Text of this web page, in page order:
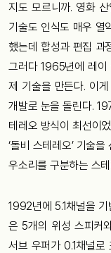
지도 모르니까. 영화
기술도 인식도 매우 열
했는데 합성과 편집 과
그러다1965년에 레이
제 기술을 만든다. 이게
개발로 눈을 돌린다.
테레오 방식이 최선이
‘돌비 스테레오’ 기술을
우소리를 구분하는 스
1992년에 5.1채널을 기
은 5개의 위성 스피커
서브 우퍼가0.1채널로